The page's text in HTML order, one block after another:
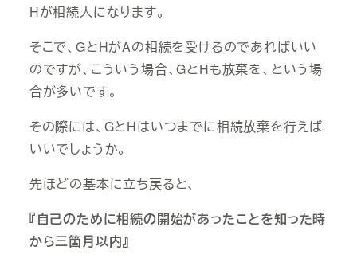
Hが相続人になります。
そこで、GとHがAの相続を受けるのであればいい
のですが、こういう場合、GとHも放棄を、という場
合が多いです。
その際には、GとHはいつまでに相続放棄を行えば
いいでしょうか。
先ほどの基本に立ち戻ると、
『自己のために相続の開始があったことを知った時
から三箇月以内』